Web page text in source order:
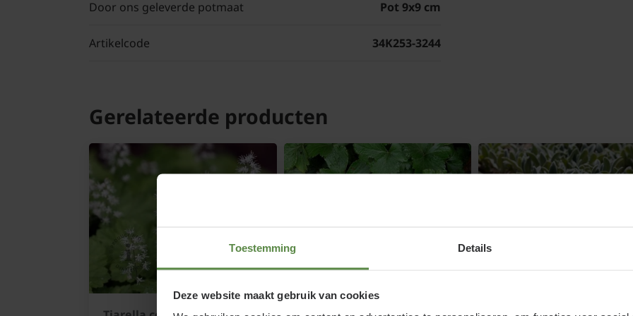
Toestemming Details
Deze website maakt gebruik van cookies
Door ons geleverde potmaat Pot 9x9 cm
Artikelcode 34K253-3244
Bij niet de strenge
Veelgestelde
Wanneer
karakteristieke
De Tiarella wherryi
Gerelateerde producten